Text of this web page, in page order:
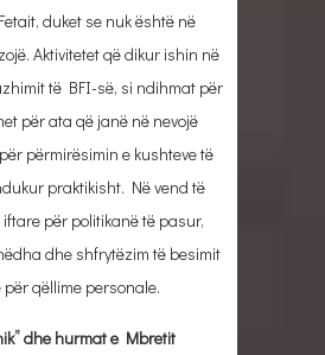
duket se nuk është në
Aktivitetet që dikur ishin në
të BFI-së, si ndihmat për
për ata që janë në nevojë
përmirësimin e kushteve të
praktikisht. Në vend të
për politikanë të pasur,
dhe shfrytëzim të besimit
qëllime personale.
dhe hurmat e Mbretit